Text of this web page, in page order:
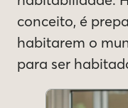
conceito, é
habitarem o
para ser